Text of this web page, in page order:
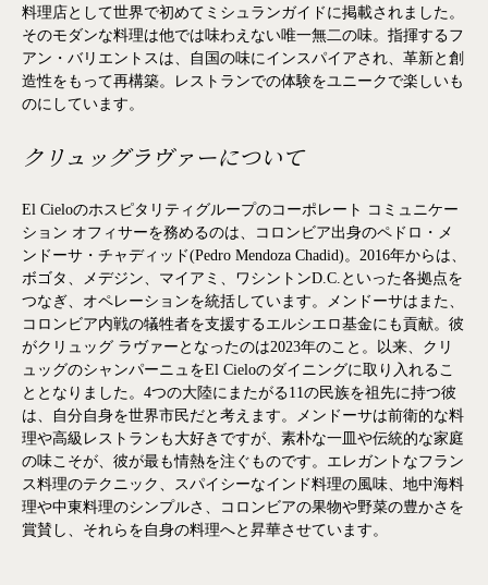
料理店として世界で初めてミシュランガイドに掲載されました。
そのモダンな料理は他では味わえない唯一無二の味。指揮するフ
アン・バリエントスは、自国の味にインスパイアされ、革新と創
造性をもって再構築。レストランでの体験をユニークで楽しいも
のにしています。
クリュッグラヴァーについて
El Cieloのホスピタリティグループのコーポレート コミュニケー
ション オフィサーを務めるのは、コロンビア出身のペドロ・メ
ンドーサ・チャディッド(Pedro Mendoza Chadid)。2016年からは、
ボゴタ、メデジン、マイアミ、ワシントンD.C.といった各拠点を
つなぎ、オペレーションを統括しています。メンドーサはまた、
コロンビア内戦の犠牲者を支援するエルシエロ基金にも貢献。彼
がクリュッグ ラヴァーとなったのは2023年のこと。以来、クリ
ュッグのシャンパーニュをEl Cieloのダイニングに取り入れるこ
ととなりました。4つの大陸にまたがる11の民族を祖先に持つ彼
は、自分自身を世界市民だと考えます。メンドーサは前衛的な料
理や高級レストランも大好きですが、素朴な一皿や伝統的な家庭
の味こそが、彼が最も情熱を注ぐものです。エレガントなフラン
ス料理のテクニック、スパイシーなインド料理の風味、地中海料
理や中東料理のシンプルさ、コロンビアの果物や野菜の豊かさを
賞賛し、それらを自身の料理へと昇華させています。